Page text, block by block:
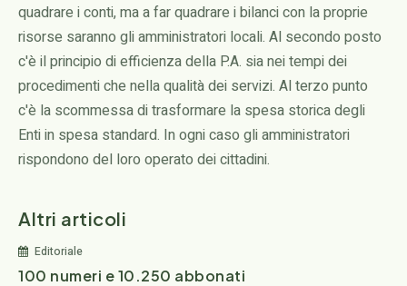
quadrare i conti, ma a far quadrare i bilanci con la proprie
risorse saranno gli amministratori locali. Al secondo posto
c'è il principio di efficienza della P.A. sia nei tempi dei
procedimenti che nella qualità dei servizi. Al terzo punto
c'è la scommessa di trasformare la spesa storica degli
Enti in spesa standard. In ogni caso gli amministratori
rispondono del loro operato dei cittadini.
Altri articoli
Editoriale
100 numeri e 10.250 abbonati